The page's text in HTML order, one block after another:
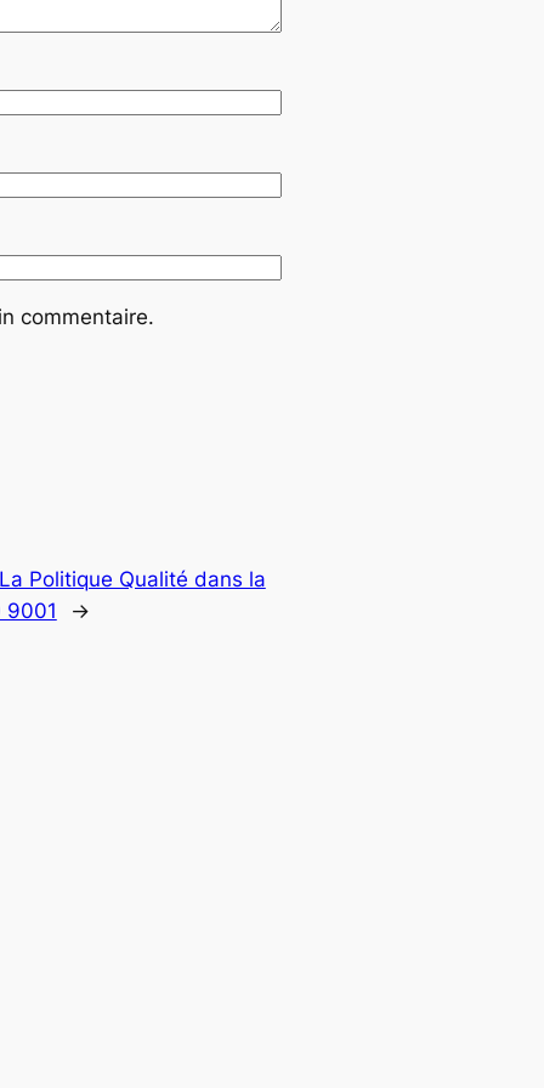
commentaire.
La Politique Qualité dans la
9001
→